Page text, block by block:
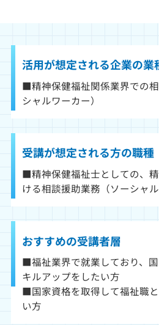
活用が想定される企業の業
■精神保健福祉関係業界での
シャルワーカー）
受講が想定される方の職種
■精神保健福祉士としての、
ける相談援助業務（ソーシャル
おすすめの受講者層
■福祉業界で就業しており、
キルアップをしたい方
■国家資格を取得して福祉職
い方